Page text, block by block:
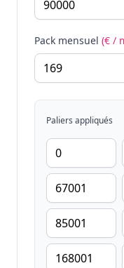
Pack mensuel (€ /
Paliers appliqués